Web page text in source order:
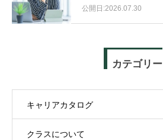
2026.07.30
カテゴリー
キャリアカタログ
クラスについて